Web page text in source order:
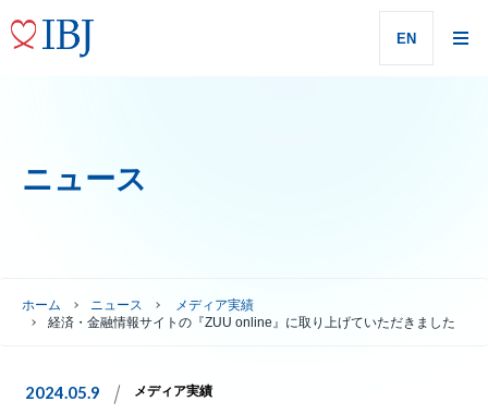
EN
ニュース
ホーム ニュース
メディア実績
経済・金融情報サイトの『ZUU online』に取り上げていただきました
2024.05.9 メディア実績